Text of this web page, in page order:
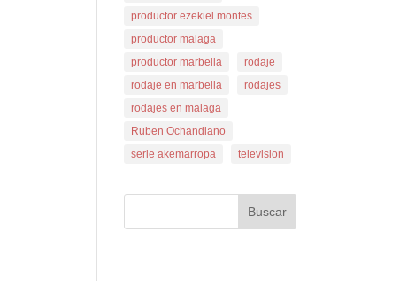
productor ezekiel montes
productor malaga
productor marbella
rodaje
rodaje en marbella
rodajes
rodajes en malaga
Ruben Ochandiano
serie akemarropa
television
Buscar